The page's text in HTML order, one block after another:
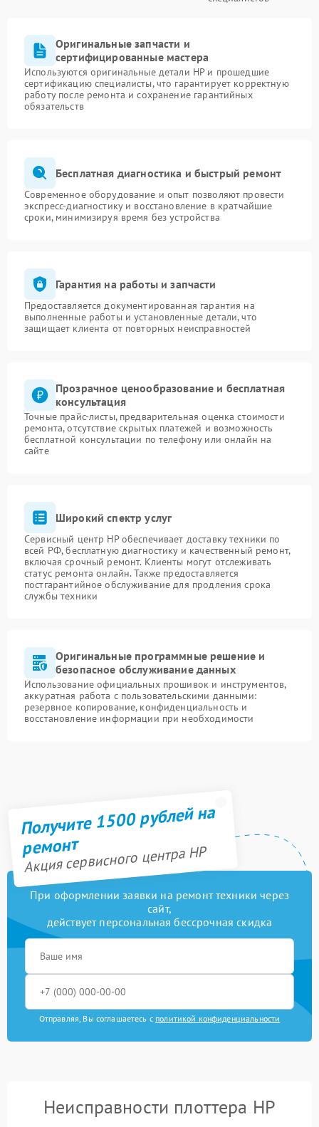
Оригинальные запчасти и
сертифицированные мастера
Используются оригинальные детали HP и прошедшие
сертификацию специалисты, что гарантирует корректную
работу после ремонта и сохранение гарантийных
обязательств
Бесплатная диагностика и быстрый ремонт
Современное оборудование и опыт позволяют провести
экспресс-диагностику и восстановление в кратчайшие
сроки, минимизируя время без устройства
Гарантия на работы и запчасти
Предоставляется документированная гарантия на
выполненные работы и установленные детали, что
защищает клиента от повторных неисправностей
Прозрачное ценообразование и бесплатная
консультация
Точные прайс-листы, предварительная оценка стоимости
ремонта, отсутствие скрытых платежей и возможность
бесплатной консультации по телефону или онлайн на
сайте
Широкий спектр услуг
Сервисный центр HP обеспечивает доставку техники по
всей РФ, бесплатную диагностику и качественный ремонт,
включая срочный ремонт. Клиенты могут отслеживать
статус ремонта онлайн. Также предоставляется
постгарантийное обслуживание для продления срока
службы техники
Оригинальные программные решение и
безопасное обслуживание данных
Использование официальных прошивок и инструментов,
аккуратная работа с пользовательскими данными:
резервное копирование, конфиденциальность и
восстановление информации при необходимости
Получите 1500 рублей на
ремонт
Акция сервисного центра HP
При оформлении заявки на ремонт техники через
сайт,
действует персональная бессрочная скидка
Отправляя, Вы соглашаетесь с политикой конфиденциальности
Неисправности плоттера HP